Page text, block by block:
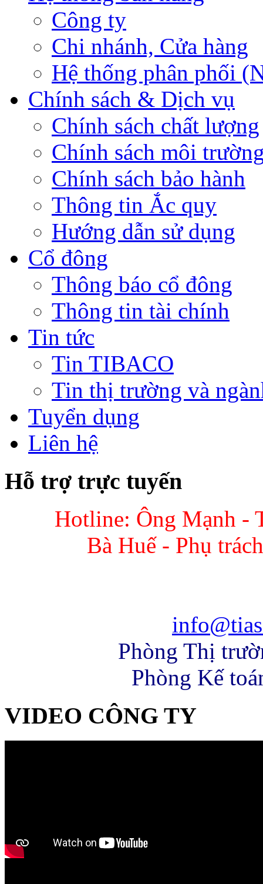
Công ty
Chi nhánh, Cửa hàng
Hệ thống phân phối
Chính sách & Dịch vụ
Chính sách chất lượng
Chính sách môi
Chính sách bảo hành
Thông tin Ắc quy
Hướng dẫn sử dụng
Cổ đông
Thông báo cổ đông
Thông tin tài chính
Tin tức
Tin TIBACO
Tin thị trường và
Tuyển dụng
Liên hệ
Hỗ trợ trực tuyến
Hotline: Ông Mạnh -
Bà Huế - Phụ
Phòng Thị
Phòng Kế
VIDEO CÔNG TY